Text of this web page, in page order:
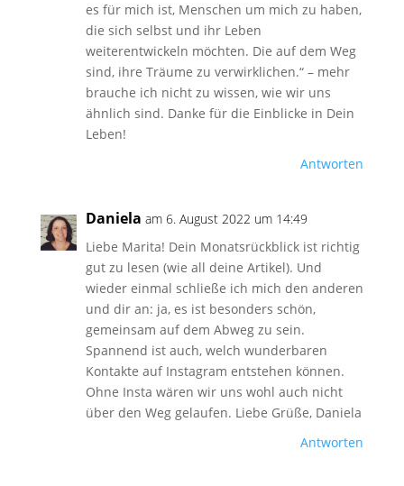
es für mich ist, Menschen um mich zu haben,
die sich selbst und ihr Leben
weiterentwickeln möchten. Die auf dem Weg
sind, ihre Träume zu verwirklichen.“ – mehr
brauche ich nicht zu wissen, wie wir uns
ähnlich sind. Danke für die Einblicke in Dein
Leben!
Antworten
Daniela am 6. August 2022 um 14:49
Liebe Marita! Dein Monatsrückblick ist richtig
gut zu lesen (wie all deine Artikel). Und
wieder einmal schließe ich mich den anderen
und dir an: ja, es ist besonders schön,
gemeinsam auf dem Abweg zu sein.
Spannend ist auch, welch wunderbaren
Kontakte auf Instagram entstehen können.
Ohne Insta wären wir uns wohl auch nicht
über den Weg gelaufen. Liebe Grüße, Daniela
Antworten